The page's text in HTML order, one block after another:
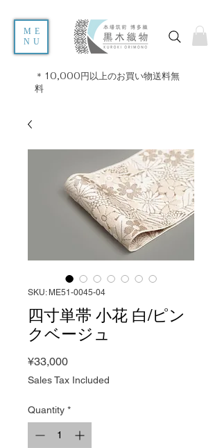
ME
NU
＊10,000円以上のお買い物送料無
料
SKU: ME51-0045-04
四寸単帯 小花 白/ピン
クベージュ
¥33,000Price
Sales Tax Included
Quantity *